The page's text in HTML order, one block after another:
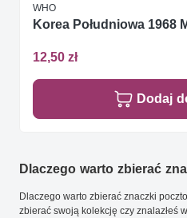
WHO
Korea Południowa 1968
12,50 zł
Dodaj
Dlaczego warto zbierać
Dlaczego warto zbierać znaczki
zbierać swoją kolekcję czy znalazłeś